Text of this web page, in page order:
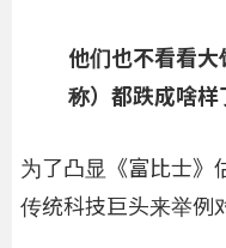
他们也不看看大
称）都跌成啥样
为了凸显《富比士》
传统科技巨头来举例